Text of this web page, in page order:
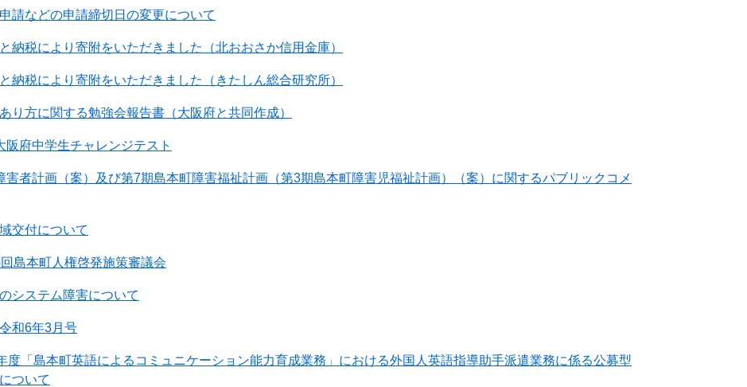
請などの申請締切日の変更について
納税により寄附をいただきました（北おおさか信用金庫）
納税により寄附をいただきました（きたしん総合研究所）
り方に関する勉強会報告書（大阪府と共同作成）
府中学生チャレンジテスト
害者計画（案）及び第7期島本町障害福祉計画（第3期島本町障害児福祉計画）（案）に関するパブリックコメ
交付について
島本町人権啓発施策審議会
システム障害について
和6年3月号
度「島本町英語によるコミュニケーション能力育成業務」における外国人英語指導助手派遣業務に係る公募型
ついて